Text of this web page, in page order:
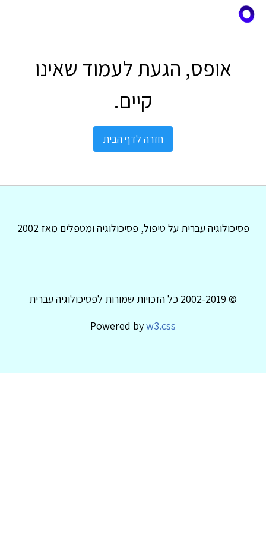
אופס, הגעת לעמוד שאינו
קיים.
חזרה לדף הבית
פסיכולוגיה עברית על טיפול, פסיכולוגיה ומטפלים מאז 2002
© 2002-2019 כל הזכויות שמורות לפסיכולוגיה עברית
Powered byw3.css